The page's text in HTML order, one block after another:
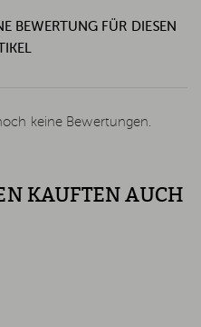
BEWERTUNG FÜR DIESEN
keine Bewertungen.
KAUFTEN AUCH